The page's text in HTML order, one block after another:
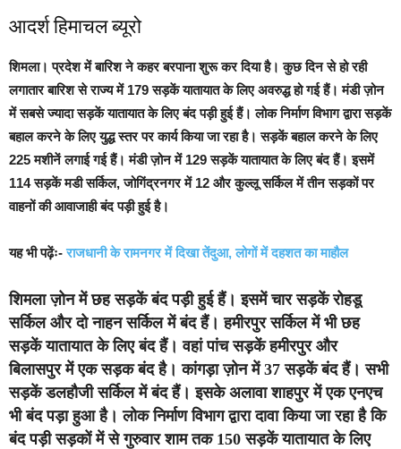
आदर्श हिमाचल ब्यूरो
शिमला।प्रदेश में बारिश ने कहर बरपाना शुरू कर दिया है। कुछ दिन से हो रही
लगातार बारिश से राज्य में 179 सड़कें यातायात के लिए अवरुद्ध हो गई हैं। मंडी ज़ोन
में सबसे ज्यादा सड़कें यातायात के लिए बंद पड़ी हुई हैं। लोक निर्माण विभाग द्वारा सड़कें
बहाल करने के लिए युद्ध स्तर पर कार्य किया जा रहा है।सड़कें बहाल करने के लिए
225 मशीनें लगाई गई हैं। मंडी ज़ोन में 129 सड़कें यातायात के लिए बंद हैं। इसमें
114 सड़कें मडी सर्किल, जोगिंद्रनगर में 12 और कुल्लू सर्किल में तीन सड़कों पर
वाहनों की आवाजाही बंद पड़ी हुई है।
यह भी पढ़ेंः-राजधानी के रामनगर में दिखा तेंदुआ, लोगों में दहशत का माहौल
शिमला ज़ोन में छह सड़कें बंद पड़ी हुई हैं। इसमें चार सड़कें रोहडू
सर्किल और दो नाहन सर्किल में बंद हैं। हमीरपुर सर्किल में भी छह
सड़कें यातायात के लिए बंद हैं। वहां पांच सड़कें हमीरपुर और
बिलासपुर में एक सड़क बंद है। कांगड़ा ज़ोन में 37 सड़कें बंद हैं। सभी
सड़कें डलहौजी सर्किल में बंद हैं। इसके अलावा शाहपुर में एक एनएच
भी बंद पड़ा हुआ है।लोक निर्माण विभाग द्वारा दावा किया जा रहा है कि
बंद पड़ी सड़कों में से गुरुवार शाम तक 150 सड़कें यातायात के लिए